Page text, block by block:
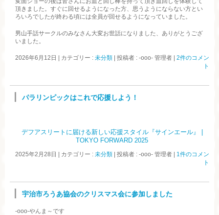
頂きました。すぐに回せるようになった方、思うようにならない方とい
ろいろでしたが終わる頃には全員が回せるようになっていました。
男山手話サークルのみなさん大変お世話になりました、ありがとうござ
いました。
2026年6月12日 | カテゴリー : 未分類 | 投稿者 : -ooo- 管理者 | 2件のコメン
ト
パラリンピックはこれで応援しよう！
デフアスリートに届ける新しい応援スタイル『サインエール』 |
TOKYO FORWARD 2025
2025年2月28日 カテゴリー : 未分類 投稿者 : -ooo- 管理者
1件のコメン
ト
宇治市ろうあ協会のクリスマス会に参加しました
-ooo-やんま～です